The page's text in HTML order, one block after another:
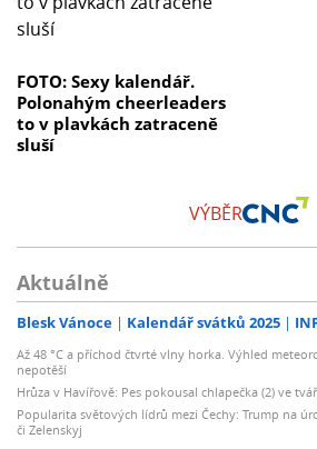
FOTO: Sexy kalendář.
Polonahým cheerleaders
to v plavkách zatraceně
sluší
VÝBĚR
Aktuálně
Blesk Vánoce Kalendář svátků 2025
Až 48 °C a příchod čtvrté vlny horka. Výhled
nepotěší
Hrůza v Havířově: Pes pokousal chlapečka (2) ve
Popularita světových lídrů mezi Čechy: Trump na
či Zelenskyj